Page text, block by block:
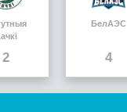
2
БелАЭС
4